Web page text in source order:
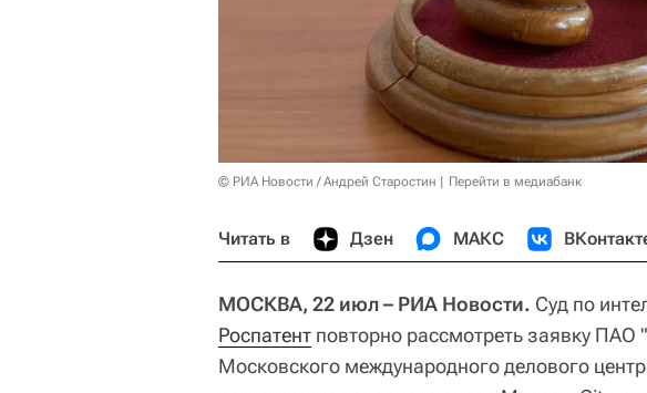
© РИА Новости / Андрей Старостин Перейти в медиабанк
Читать в Дзен МАКС
МОСКВА, 22 июл – РИА Новости. Суд по
Роспатент повторно рассмотреть заявку
Московского международного делового